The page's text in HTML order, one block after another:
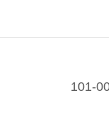
101-